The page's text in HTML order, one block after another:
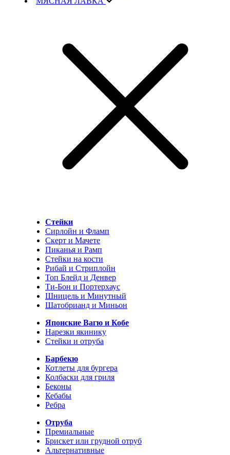
Стейки
Сирлойн и Фламп
Скерт и Мачете
Пиканья и Рамп
Стейки на кости
Рибай и Стриплойн
Топ Блейд и Денвер
Ти-Бон и Портерхаус
Шницель и Минутный
Шатобрианд и Миньон
Японские Вагю и Кобе
Нарезки якинику
Стейки и отруба
Барбекю
Котлеты для бургера
Колбаски для гриля
Беконы
Кебабы
Ребра
Отруба
Премиальные
Брискет или грудной отруб
Альтернативные